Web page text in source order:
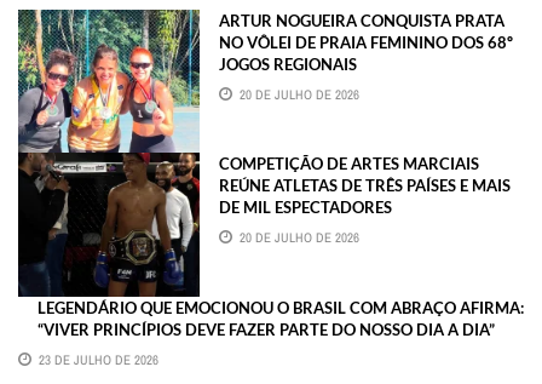
ARTUR NOGUEIRA CONQUISTA PRATA
NO VÔLEI DE PRAIA FEMININO DOS 68º
JOGOS REGIONAIS
20 DE JULHO DE 2026
COMPETIÇÃO DE ARTES MARCIAIS
REÚNE ATLETAS DE TRÊS PAÍSES E MAIS
DE MIL ESPECTADORES
20 DE JULHO DE 2026
LEGENDÁRIO QUE EMOCIONOU O BRASIL COM ABRAÇO AFIRMA:
“VIVER PRINCÍPIOS DEVE FAZER PARTE DO NOSSO DIA A DIA”
23 DE JULHO DE 2026